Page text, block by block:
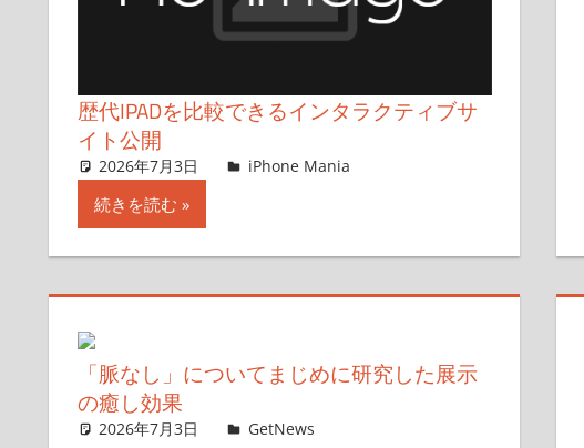
歴代IPADを比較できるインタラクティブサ
イト公開
2026年7月3日 lexi
iPhone Mania
続きを読む
「脈なし」についてまじめに研究した展示
の癒し効果
2026年7月3日 ガジェ通ウェブライター
GetNews